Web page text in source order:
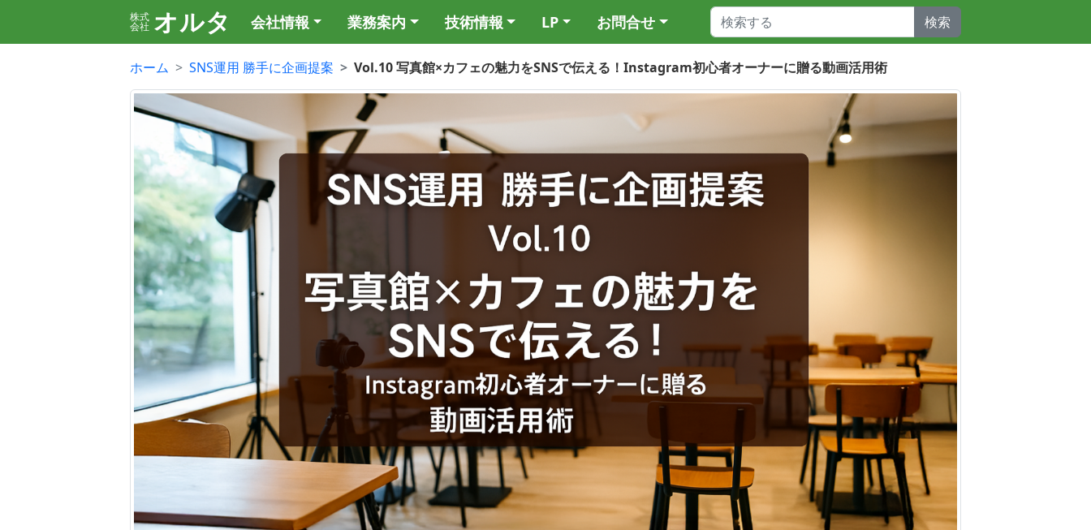
株式
会社 オルタ 会社情報 業務案内 技術情報 LP お問合せ 検索
ホーム SNS運用 勝手に企画提案 Vol.10 写真館×カフェの魅力をSNSで伝える！Instagram初心者オーナーに贈る動画活用術